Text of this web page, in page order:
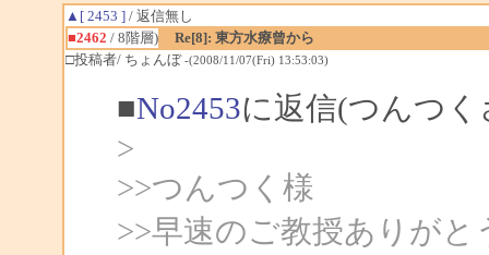
▲[ 2453 ]/ 返信無し
■2462 / 8階層)
Re[8]: 東方水療曾から
□投稿者/ ちょんぼ-(2008/11/07(Fri) 13:53:03)
■No2453に返信(つんつ
>
>>つんつく様
>>早速のご教授ありが